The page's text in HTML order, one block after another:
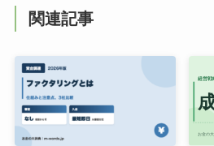
関連記事